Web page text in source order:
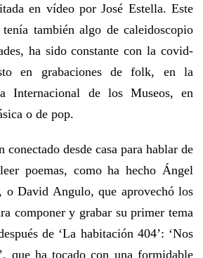
en vídeo por José Estella. Este
también algo de caleidoscopio
ha sido constante con la covid-
en grabaciones de folk, en la
Internacional de los Museos, en
o de pop.
conectado desde casa para hablar de
poemas, como ha hecho Ángel
o David Angulo, que aprovechó los
componer y grabar su primer tema
de ‘La habitación 404’: ‘Nos
que ha tocado con una formidable